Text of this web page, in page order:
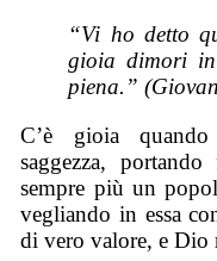
“Vi ho detto
gioia dimori
piena.”
C’è gioia
saggezza,
sempre più un
vegliando in essa
di vero valore, e Dio